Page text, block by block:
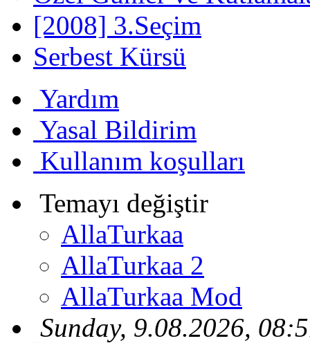
[2008] 3.Seçim
Serbest Kürsü
Yardım
Yasal Bildirim
Kullanım koşulları
Temayı değiştir
AllaTurkaa
AllaTurkaa 2
AllaTurkaa Mod
Sunday, 9.08.2026,